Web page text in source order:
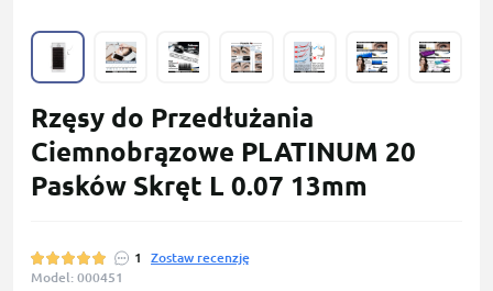
Rzęsy do Przedłużania
Сiemnobrązowe PLATINUM 20
Pasków Skręt L 0.07 13mm
1
Zostaw recenzję
Model: 000451